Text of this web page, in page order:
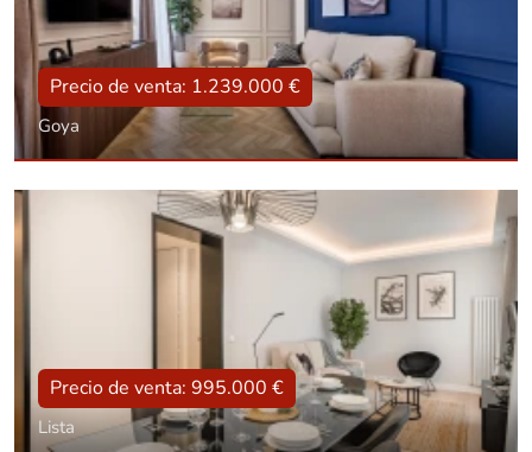
Precio de venta: 1.239.000 €
Goya
Dorm.:2
Precio de venta: 995.000 €
Lista